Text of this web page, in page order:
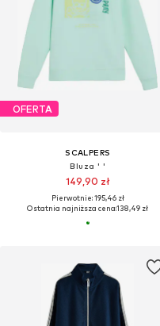
OFERTA
SCALPERS
Bluza ' '
149,90 zł
Pierwotnie: 195,46 zł
Ostatnia najniższa cena:138,49 zł